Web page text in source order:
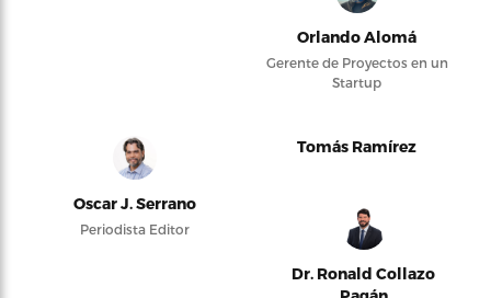
Orlando Alomá
Gerente de Proyectos en un
Startup
Oscar J. Serrano
Periodista Editor
Tomás Ramírez
Dr. Ronald Collazo